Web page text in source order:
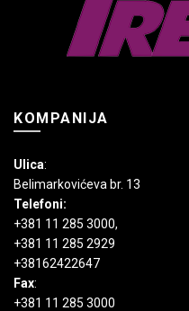
stranici
proizvoda.
KOMPANIJA
Ulica:
Belimarkovićeva br. 13
Telefoni:
+381 11 285 3000,
+381 11 285 2929
+38162422647
Fax:
+381 11 285 3000